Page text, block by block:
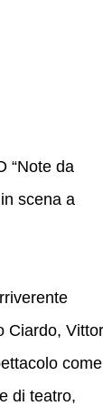
“Note da
scena a
Ciardo,
come
di teatro,